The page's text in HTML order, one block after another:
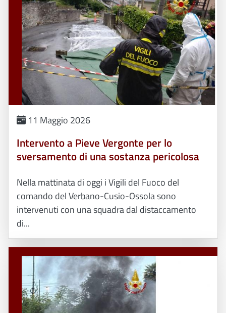
11 Maggio 2026
Intervento a Pieve Vergonte per lo
sversamento di una sostanza pericolosa
Nella mattinata di oggi i Vigili del Fuoco del
comando del Verbano-Cusio-Ossola sono
intervenuti con una squadra dal distaccamento
di...